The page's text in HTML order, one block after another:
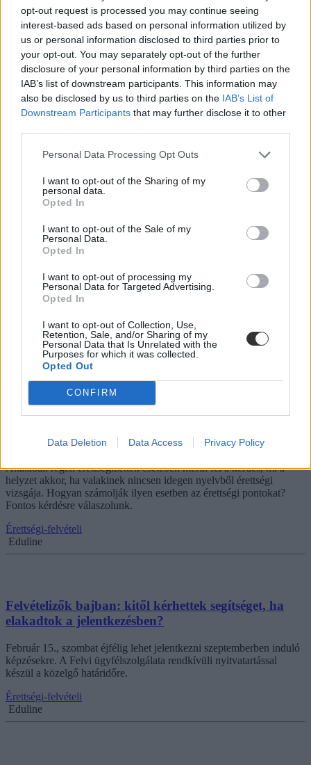
opt-out request is processed you may continue seeing
interest-based ads based on personal information utilized by
us or personal information disclosed to third parties prior to
your opt-out. You may separately opt-out of the further
disclosure of your personal information by third parties on the
IAB’s list of downstream participants. This information may
also be disclosed by us to third parties on the IAB’s List of
Downstream Participants that may further disclose it to other
Personal Data Processing Opt Outs
I want to opt-out of the Sharing of my
personal data.
Opted In
I want to opt-out of the Sale of my
Personal Data.
Opted In
I want to opt-out of processing my
Personal Data for Targeted Advertising.
Opted In
I want to opt-out of Collection, Use,
Retention, Sale, and/or Sharing of my
Personal Data that Is Unrelated with the
Purposes for which it was collected.
Opted Out
CONFIRM
Data Deletion Data Access Privacy Policy
Felvételizők, figyelem! Adatmódosítás után újra kell
hitelesíteni, különben bukjátok a felvételit
Már csak egy napotok maradt leadni a jelentkezéseteket a
szeptemberben induló egyetemi és főiskolai képzésekre. Bár
hitelesítésre még a határidő is után lesz pár napotok, vajon ha már
most megtettétek, és valamin módosítottatok, utána újra kell
A Nemzeti Közszolgálati Egyetemen tanulnátok
szeptembertől? Ennyi hallgatót vesznek fel idén
Február 15-ig jelentkezhettek a 2020-as felvételin valamilyen
felsőoktatási képzésre. Cikksorozatunkban megnézzük, hányan
évben. Tizenötödik rész: Nemzeti Közszolgálati Egyetem.
Érettségi-felvételi
érettségitek idegen nyelvből? Itt a válasz
Általában régen érettségizettek esetében merül fel a kérdés, mi a
helyzet akkor, ha valakinek nincsen idegen nyelvből érettségi
vizsgája. Hogyan számolják ilyen esetben az érettségi pontokat?
Fontos kérdésre válaszolunk.
Érettségi-felvételi
Eduline
Felvételizők bajban: kitől kérhettek segítséget, ha
elakadtok a jelentkezésben?
Február 15., szombat éjfélig lehet jelentkezni szeptemberben induló
képzésekre. A Felvi ügyfélszolgálata rendkívüli nyitvatartással
készül a közelgő határidőre.
Érettségi-felvételi
Eduline